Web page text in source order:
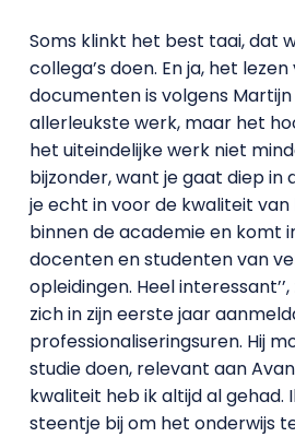
Soms klinkt het best taai, dat
collega’s doen. En ja, het
documenten is volgens
allerleukste werk, maar het
het uiteindelijke werk niet
bijzonder, want je gaat diep in
je echt in voor de kwaliteit
binnen de academie en komt
docenten en studenten van
opleidingen. Heel
zich in zijn eerste jaar
professionaliseringsuren. Hij
studie doen, relevant aan
kwaliteit heb ik altijd al gehad.
steentje bij om het onderwijs